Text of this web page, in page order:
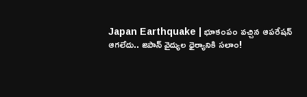
Japan Earthquake | భూకంపం వచ్చిన ఆపరేషన్
ఆగలేదు.. జపాన్ వైద్యుల ధైర్యానికి సలాం!